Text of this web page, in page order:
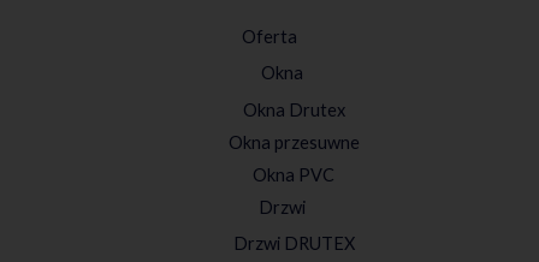
Oferta
Okna
Okna Drutex
Okna przesuwne
Okna PVC
Drzwi
Drzwi DRUTEX